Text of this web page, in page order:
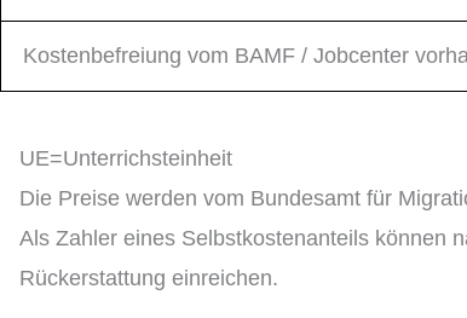
Kostenbefreiung vom BAMF / Jobcenter
UE=Unterrichsteinheit
Die Preise werden vom Bundesamt für
Als Zahler eines Selbstkostenanteils können
Rückerstattung einreichen.